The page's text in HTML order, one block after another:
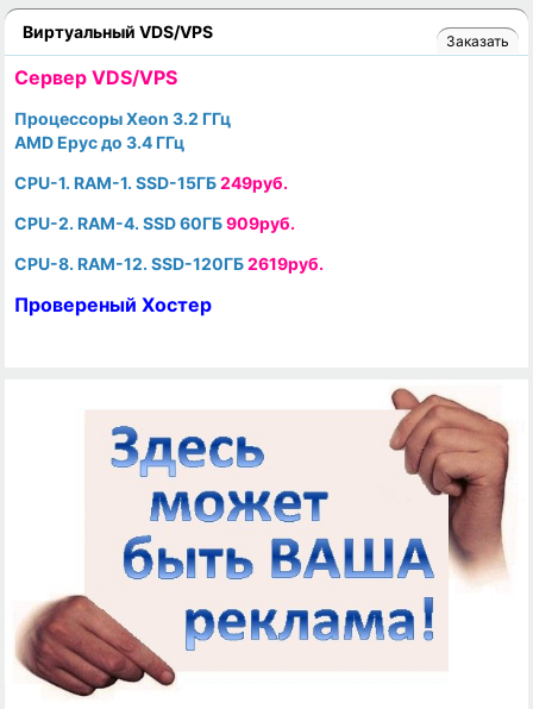
Виртуальный VDS/VPS Заказать
Cервер VDS/VPS
Процессоры Xeon 3.2 ГГц
AMD Epyc до 3.4 ГГц
CPU-1. RAM-1. SSD-15ГБ249руб.
CPU-2. RAM-4. SSD 60ГБ909руб.
CPU-8. RAM-12. SSD-120ГБ2619руб.
Провереный Хостер